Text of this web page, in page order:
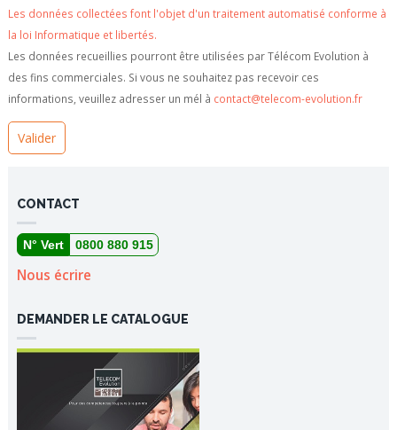
Les données collectées font l'objet d'un traitement automatisé conforme à
la loi Informatique et libertés.
Les données recueillies pourront être utilisées par Télécom Evolution à
des fins commerciales. Si vous ne souhaitez pas recevoir ces
informations, veuillez adresser un mél à contact@telecom-evolution.fr
CONTACT
N° Vert 0800 880 915
Nous écrire
DEMANDER LE CATALOGUE